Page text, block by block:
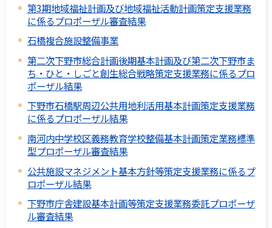
第3期地域福祉計画及び地域福祉活動計画策定支援業務
に係るプロポーザル審査結果
石橋複合施設整備事業
第二次下野市総合計画後期基本計画及び第二次下野市ま
ち・ひと・しごと創生総合戦略策定支援業務に係るプロ
ポーザル結果
下野市石橋駅周辺公共用地利活用基本計画策定支援業務
に係るプロポーザル結果
南河内中学校区義務教育学校整備基本計画策定業務標準
型プロポーザル審査結果
公共施設マネジメント基本方針等策定支援業務に係るプ
ロポーザル結果
下野市庁舎建設基本計画等策定支援業務委託プロポーザ
ル審査結果